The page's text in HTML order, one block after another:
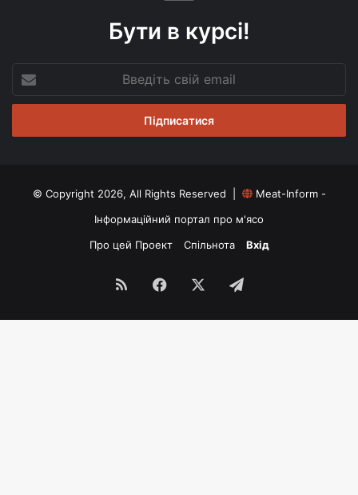
Бути в курсі!
свій
email
© Copyright 2026, All Rights Reserved |
Meat-Inform -
Інформаційний портал про м'ясо
Про цей Проект
Спільнота Вхід
RSS Facebook